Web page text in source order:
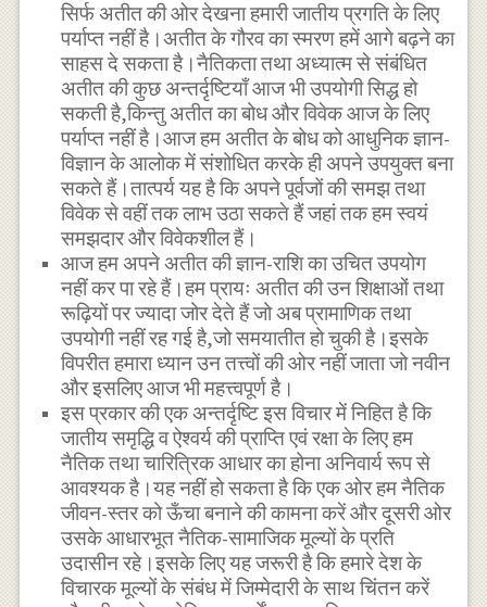
सिर्फ अतीत की ओर देखना हमारी जातीय प्रगति के लिए
पर्याप्त नहीं है।अतीत के गौरव का स्मरण हमें आगे बढ़ने का
साहस दे सकता है।नैतिकता तथा अध्यात्म से संबंधित
अतीत की कुछ अन्तर्दृष्टियाँ आज भी उपयोगी सिद्ध हो
सकती है,किन्तु अतीत का बोध और विवेक आज के लिए
पर्याप्त नहीं है।आज हम अतीत के बोध को आधुनिक ज्ञान-
विज्ञान के आलोक में संशोधित करके ही अपने उपयुक्त बना
सकते हैं।तात्पर्य यह है कि अपने पूर्वजों की समझ तथा
विवेक से वहीं तक लाभ उठा सकते हैं जहां तक हम स्वयं
समझदार और विवेकशील हैं।
आज हम अपने अतीत की ज्ञान-राशि का उचित उपयोग
नहीं कर पा रहे हैं।हम प्रायः अतीत की उन शिक्षाओं तथा
रूढ़ियों पर ज्यादा जोर देते हैं जो अब प्रामाणिक तथा
उपयोगी नहीं रह गई है,जो समयातीत हो चुकी है।इसके
विपरीत हमारा ध्यान उन तत्त्वों की ओर नहीं जाता जो नवीन
और इसलिए आज भी महत्त्वपूर्ण है।
इस प्रकार की एक अन्तर्दृष्टि इस विचार में निहित है कि
जातीय समृद्धि व ऐश्वर्य की प्राप्ति एवं रक्षा के लिए हम
नैतिक तथा चारित्रिक आधार का होना अनिवार्य रूप से
आवश्यक है।यह नहीं हो सकता है कि एक ओर हम नैतिक
जीवन-स्तर को ऊँचा बनाने की कामना करें और दूसरी ओर
उसके आधारभूत नैतिक-सामाजिक मूल्यों के प्रति
उदासीन रहे।इसके लिए यह जरूरी है कि हमारे देश के
विचारक मूल्यों के संबंध में जिम्मेदारी के साथ चिंतन करें